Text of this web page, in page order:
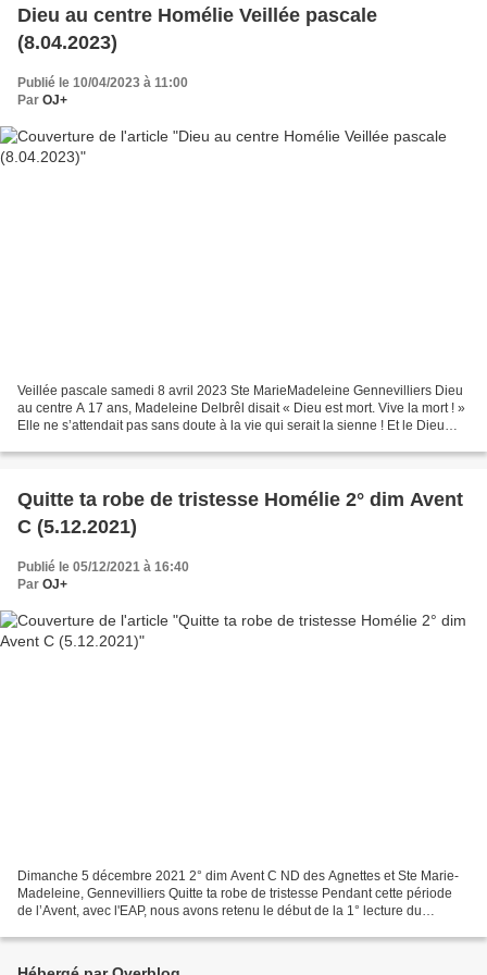
Dieu au centre Homélie Veillée pascale
(8.04.2023)
Publié le 10/04/2023 à 11:00
Par OJ+
Veillée pascale samedi 8 avril 2023 Ste MarieMadeleine Gennevilliers Dieu
au centre A 17 ans, Madeleine Delbrêl disait « Dieu est mort. Vive la mort ! »
Elle ne s’attendait pas sans doute à la vie qui serait la sienne ! Et le Dieu
Quitte ta robe de tristesse Homélie 2° dim Avent
C (5.12.2021)
Publié le 05/12/2021 à 16:40
Par OJ+
Dimanche 5 décembre 2021 2° dim Avent C ND des Agnettes et Ste Marie-
Madeleine, Gennevilliers Quitte ta robe de tristesse Pendant cette période
de l’Avent, avec l'EAP, nous avons retenu le début de la 1° lecture du